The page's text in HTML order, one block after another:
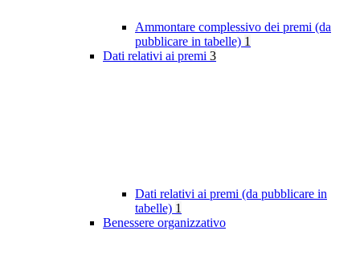
Ammontare complessivo dei premi (da
pubblicare in tabelle) 1
Dati relativi ai premi 3
Dati relativi ai premi (da pubblicare in
tabelle) 1
Benessere organizzativo